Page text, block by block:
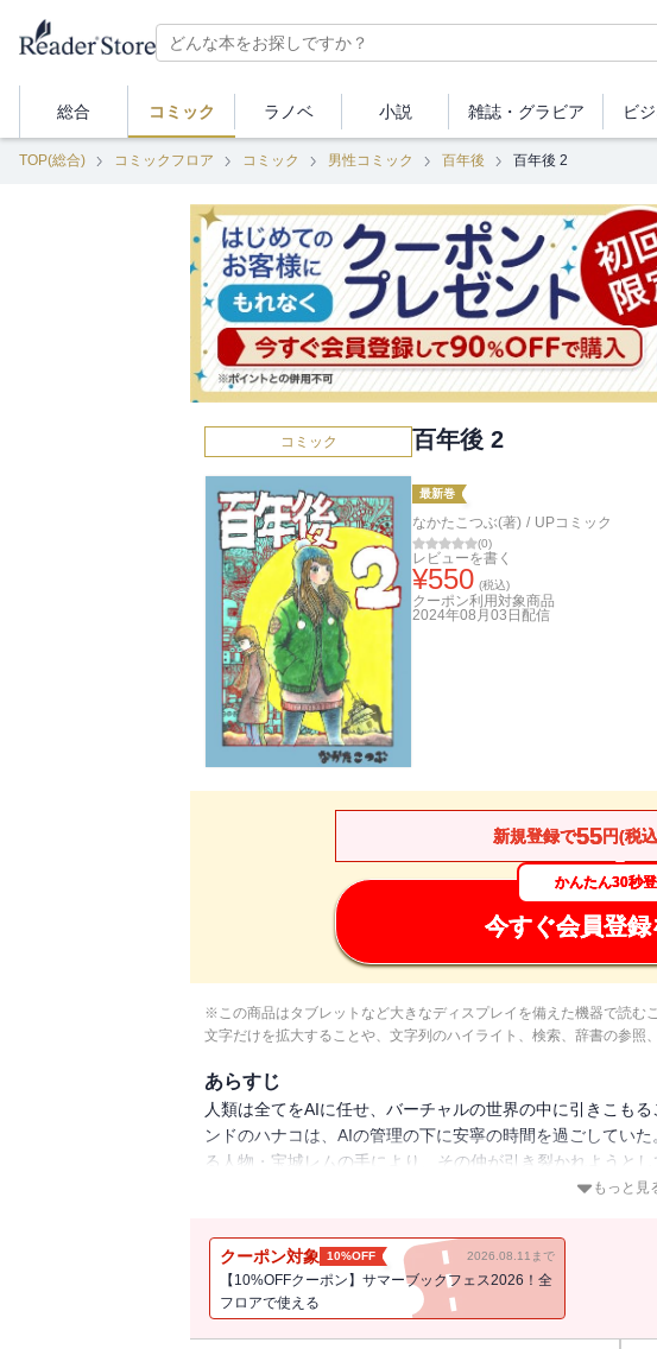
総合 コミック ラノベ 小説 雑誌・ グラビア ビ
TOP(総合) コミックフロア コミック 男性コミック 百年後 百年後 2
コミック 百年後 2
最新巻
なかたこつぶ(著) / UPコミック
(0)
レビューを書く
¥550 (税込)
クーポン利用対象商品
2024年08月03日 配信
新規登録で55円(税
かんたん30秒登
今すぐ会員登録
※この商品はタブレットなど大きなディスプレイを備えた機器で読む
文字だけを拡大することや、文字列のハイライト、検索、辞書の参照
あらすじ
人類は全てをAIに任せ、バーチャルの世界の中に引きこも
ンドのハナコは、AIの管理の下に安寧の時間を過ごしてい
る人物・宝城レムの手により、その仲が引き裂かれようと
とは・・・。AIに管理された未来の人類の姿を描くSFファ
もっと見
クーポン対象 10%OFF 2026.08.11まで
【10%OFFクーポン】サマーブックフェス2026！全
フロアで使える